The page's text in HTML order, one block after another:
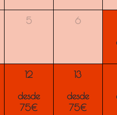
5 6
12 13
desde
75€
desde
75€